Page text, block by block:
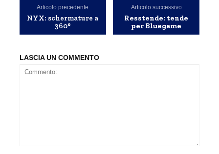
Articolo precedente
NYX: schermature a
360°
Articolo successivo
Resstende: tende
per Bluegame
LASCIA UN COMMENTO